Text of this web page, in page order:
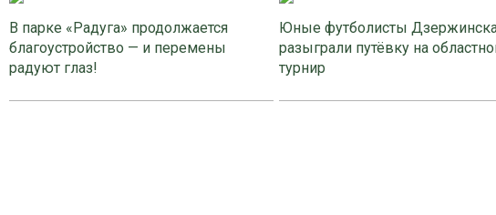
В парке «Радуга» продолжается
благоустройство — и перемены
радуют глаз!
Юные футболисты
разыграли путёвку на
турнир